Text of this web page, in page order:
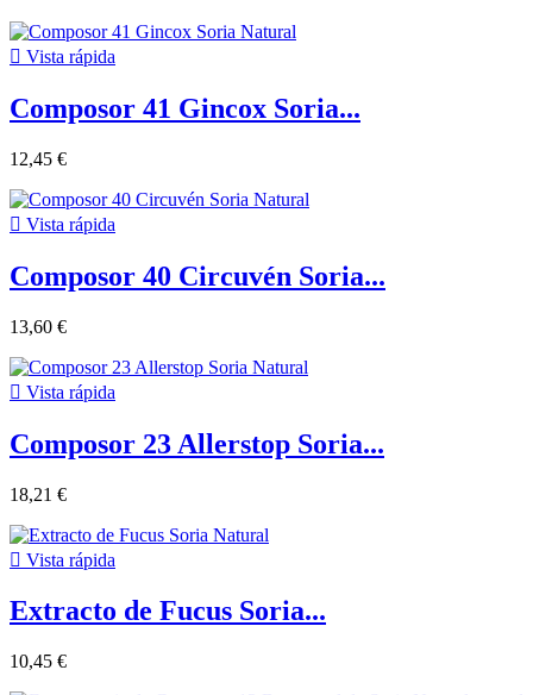
 Vista rápida
Composor 41 Gincox Soria...
12,45 €
 Vista rápida
Composor 40 Circuvén Soria...
13,60 €
 Vista rápida
Composor 23 Allerstop Soria...
18,21 €
 Vista rápida
Extracto de Fucus Soria...
10,45 €